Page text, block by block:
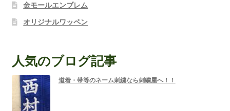
金モールエンブレム
オリジナルワッペン
人気のブログ記事
道着・帯等のネーム刺繍なら刺繍屋へ！！